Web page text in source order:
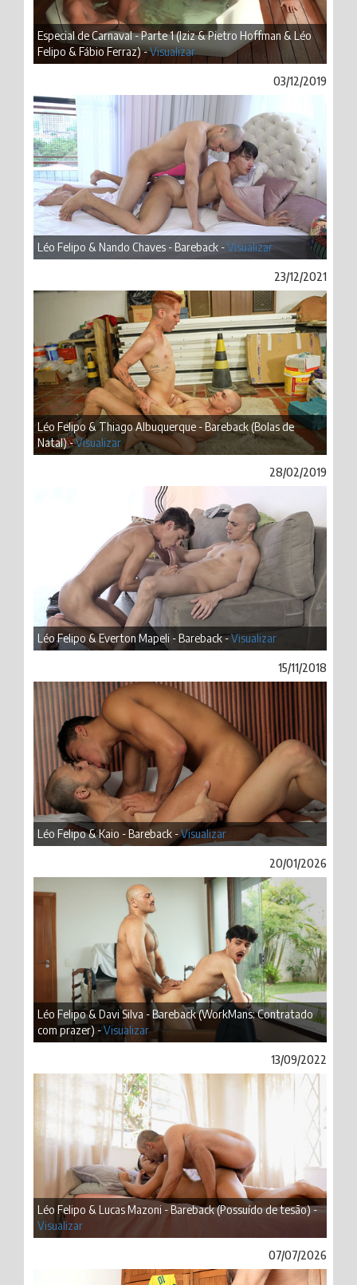
Especial de Carnaval - Parte 1 (Iziz & Pietro Hoffman & Léo
Felipo & Fábio Ferraz) -Visualizar
03/12/2019
Léo Felipo & Nando Chaves - Bareback -Visualizar
23/12/2021
Léo Felipo & Thiago Albuquerque - Bareback (Bolas de
Natal) -Visualizar
28/02/2019
Léo Felipo & Everton Mapeli - Bareback -Visualizar
15/11/2018
Léo Felipo & Kaio - Bareback -Visualizar
20/01/2026
Léo Felipo & Davi Silva - Bareback (WorkMans: Contratado
com prazer) -Visualizar
13/09/2022
Léo Felipo & Lucas Mazoni - Bareback (Possuído de tesão) -
Visualizar
07/07/2026